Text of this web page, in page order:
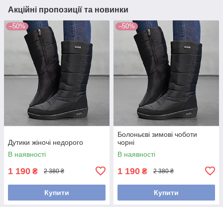
Акційні пропозиції та новинки
–50%
Дутики жіночі недорого
В наявності
1 190 ₴ 2 380 ₴
Купити
–50%
Болоньєві зимові чоботи
чорні
В наявності
1 190 ₴ 2 380 ₴
Купити